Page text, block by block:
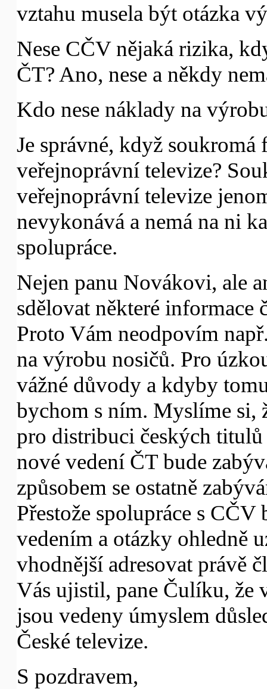
vztahu musela být otázka
Nese CČV nějaká rizika,
ČT? Ano, nese a někdy
Kdo nese náklady na
Je správné, když
veřejnoprávní televize?
veřejnoprávní televize
nevykonává a nemá na ni
spolupráce.
Nejen panu Novákovi, ale
sdělovat některé
Proto Vám neodpovím
na výrobu nosičů. Pro
vážné důvody a kdyby
bychom s ním. Myslíme si,
pro distribuci českých
nové vedení ČT bude
způsobem se ostatně
Přestože spolupráce s
vedením a otázky ohledně
vhodnější adresovat právě
Vás ujistil, pane Čulíku, že
jsou vedeny úmyslem
České televize.
S pozdravem,